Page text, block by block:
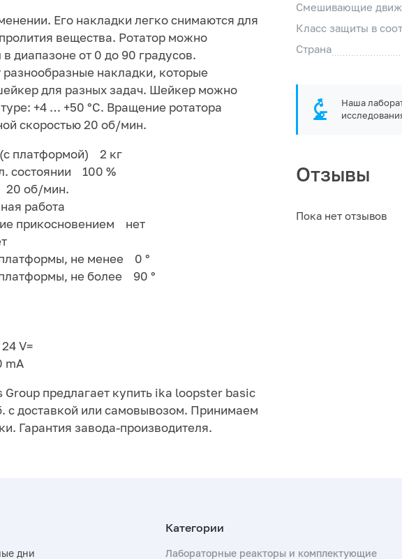
Его накладки легко снимаются для
вещества. Ротатор можно
диапазоне от 0 до 90 градусов.
накладки, которые
для разных задач. Шейкер можно
+4 … +50 °С. Вращение ротатора
скоростью 20 об/мин.
платформой) 2 кг
состоянии 100 %
20 об/мин.
работа
прикосновением нет
не менее 0 °
не более 90 °
V=
mA
предлагает купить ika loopster basic
с доставкой или самовывозом. Принимаем
Гарантия завода-производителя.
Смешивающие
Класс защиты в
Страна
Наша
Отзывы
Пока нет отзывов
дни Лабораторные реакторы и комплектующие